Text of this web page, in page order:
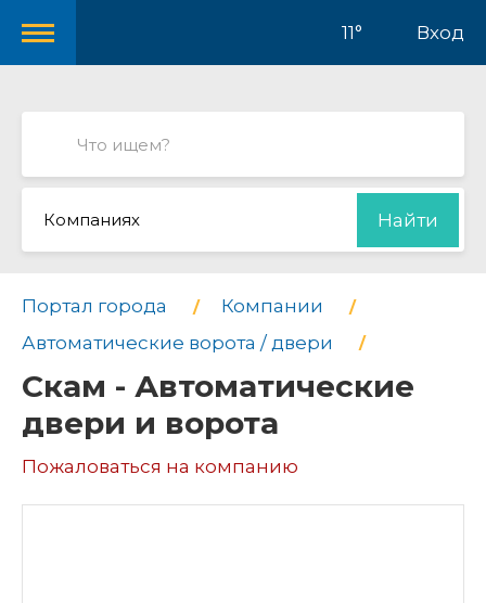
11° Вход
Компаниях Найти
Портал города
Компании
Автоматические ворота / двери
Скам - Автоматические
двери и ворота
Пожаловаться на компанию